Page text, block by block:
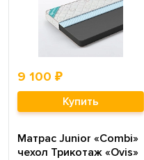
9 100 ₽
Купить
Матрас Junior «Combi»
чехол Трикотаж «Ovis»